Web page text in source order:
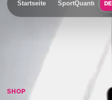
Startseite SportQuantum DE
SHOP